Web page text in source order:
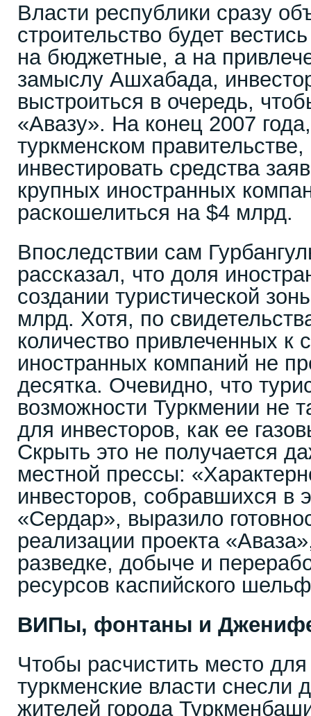
Власти республики сразу
строительство будет
на бюджетные, а на
замыслу Ашхабада,
выстроиться в очередь,
«Авазу». На конец 2007
туркменском
инвестировать средства
крупных иностранных
раскошелиться на $4 млрд.
Впоследствии сам
рассказал, что доля
создании туристической
млрд. Хотя, по
количество привлеченных к
иностранных компаний не
десятка. Очевидно, что
возможности Туркмении не
для инвесторов, как ее
Скрыть это не получается
местной прессы:
инвесторов, собравшихся в
«Сердар», выразило
реализации проекта
разведке, добыче и
ресурсов каспийского
ВИПы, фонтаны и
Чтобы расчистить место
туркменские власти снесли
жителей города